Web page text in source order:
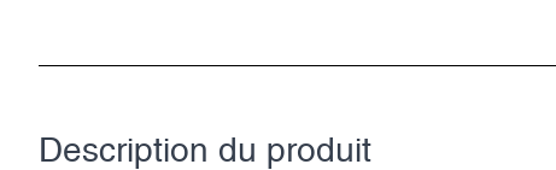
Description du­ produit